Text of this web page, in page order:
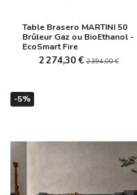
Table Brasero MARTINI 50
Brûleur Gaz ou BioEthanol -
EcoSmart Fire
2 274,30 € 2 394,00 €
-5%